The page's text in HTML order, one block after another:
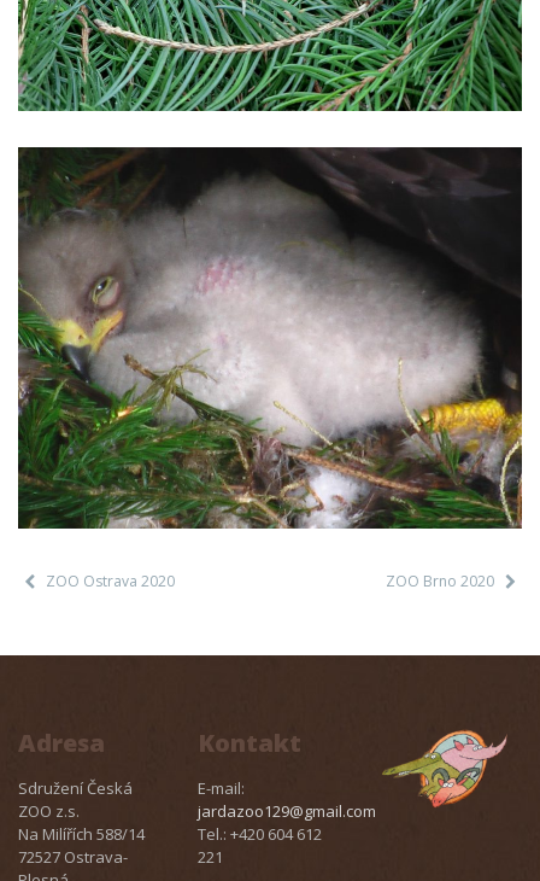
ZOO Ostrava 2020 ZOO Brno 2020
Adresa
Sdružení Česká
ZOO z.s.
Na Milířích 588/14
72527 Ostrava-
Kontakt
E-mail:
jardazoo129@gmail.com
Tel.: +420 604 612
221